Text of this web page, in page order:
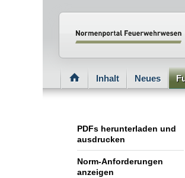
Normenportal
Inhalt Neues
PDFs herunterladen und
ausdrucken
Norm-Anforderungen
anzeigen